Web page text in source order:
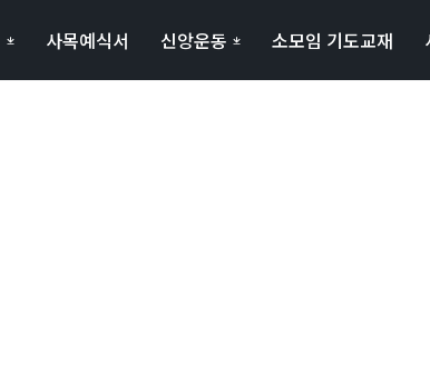
사목예식서 신앙운동 소모임 기도교재